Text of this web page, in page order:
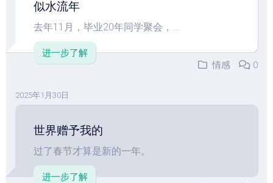
似水流年
去年11月，毕业20年同学聚会，...
进一步了解
情感
0
2025年1月30日
世界赠予我的
过了春节才算是新的一年。
进一步了解